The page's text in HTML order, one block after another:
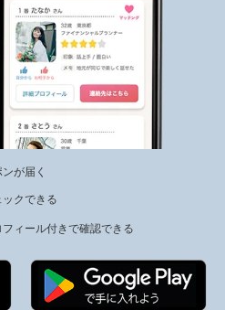
が届く
クできる
ィール付きで確認できる